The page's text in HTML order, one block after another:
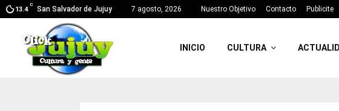
13.4
C
San Salvador de Jujuy 7 agosto, 2026 Nuestro Objetivo Contacto Publicite
INICIO CULTURA